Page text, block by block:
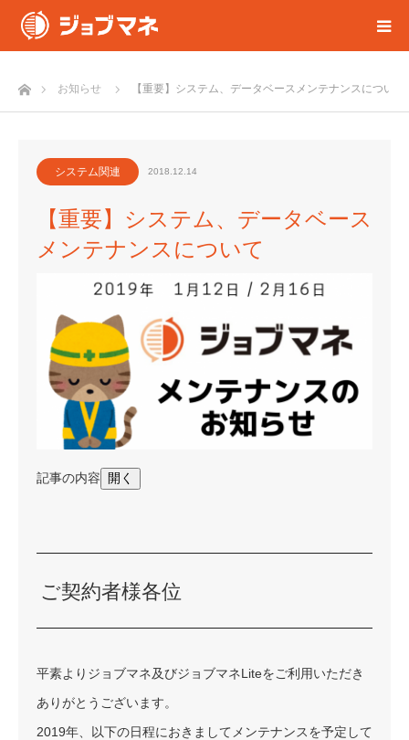
ホームお知らせ 【重要】システム、データベースメンテナンスについて
システム関連 2018.12.14
【重要】システム、データベース
メンテナンスについて
記事の内容 開く
ご契約者様各位
平素よりジョブマネ及びジョブマネLiteをご利用いただき
ありがとうございます。
2019年、以下の日程におきましてメンテナンスを予定して